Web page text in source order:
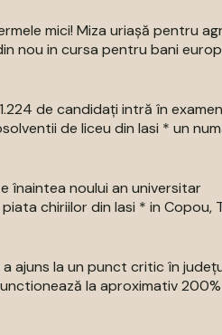
mici! Miza uriașă pentru
nou in cursa pentru bani
de candidați intră în examen
de liceu din Iasi * un
înaintea noului an universitar
chiriilor din Iasi * in Copou,
ajuns la un punct critic în
la aproximativ